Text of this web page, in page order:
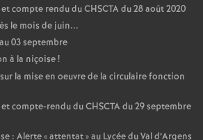
compte rendu du CHSCTA du 28 août 2020
le mois de juin...
03 septembre
à la niçoise!
la mise en oeuvre de la circulaire fonction
compte-rendu du CHSCTA du 29 septembre
: Alerte «attentat» au Lycée du Val d’Argens